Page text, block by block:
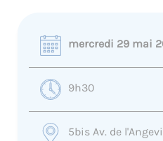
mercredi 29 mai
9h30
5bis Av. de